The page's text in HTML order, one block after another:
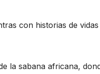
con historias de
la sabana africana,